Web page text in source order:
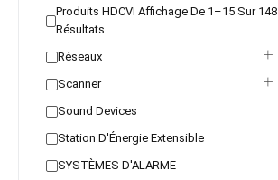
Produits HDCVI Affichage De 1–15 Sur 148
Résultats
Réseaux
Scanner
Sound Devices
Station D'Énergie Extensible
SYSTÈMES D'ALARME